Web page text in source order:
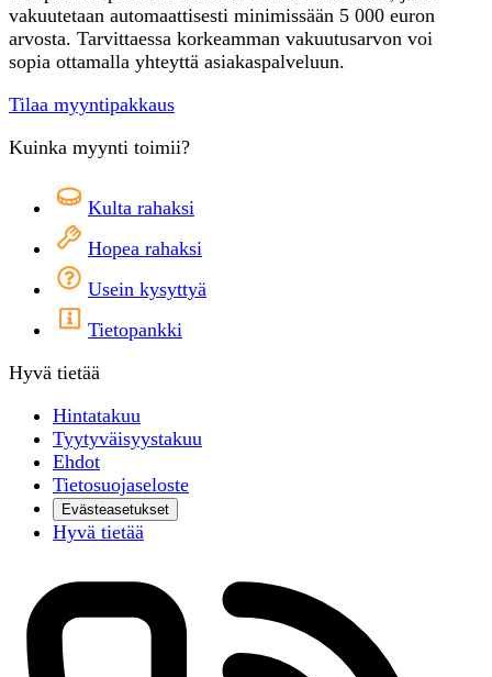
vakuutetaan automaattisesti minimissään 5 000 euron
arvosta. Tarvittaessa korkeamman vakuutusarvon voi
sopia ottamalla yhteyttä asiakaspalveluun.
Tilaa myyntipakkaus
Kuinka myynti toimii?
Kulta rahaksi
Hopea rahaksi
Usein kysyttyä
Tietopankki
Hyvä tietää
Hintatakuu
Tyytyväisyystakuu
Ehdot
Tietosuojaseloste
Evästeasetukset
Hyvä tietää